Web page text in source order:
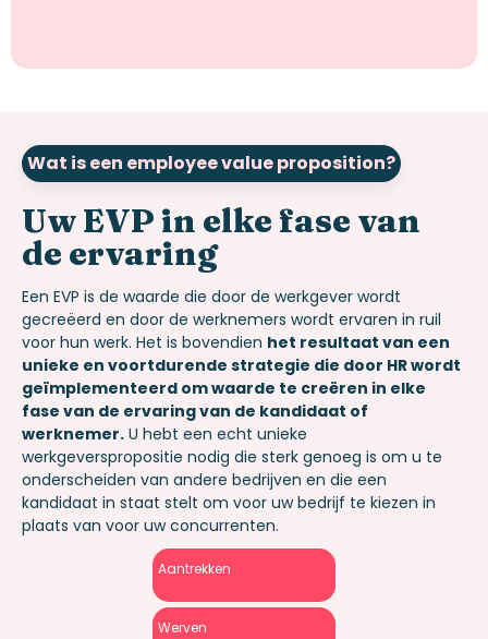
Wat is een employee value proposition?
Uw EVP in elke fase van
de ervaring
Een EVP is de waarde die door de werkgever wordt
gecreëerd en door de werknemers wordt ervaren in ruil
voor hun werk. Het is bovendien het resultaat van een
unieke en voortdurende strategie die door HR wordt
geïmplementeerd om waarde te creëren in elke
fase van de ervaring van de kandidaat of
werknemer. U hebt een echt unieke
werkgeverspropositie nodig die sterk genoeg is om u te
onderscheiden van andere bedrijven en die een
kandidaat in staat stelt om voor uw bedrijf te kiezen in
plaats van voor uw concurrenten.
Aantrekken
Werven